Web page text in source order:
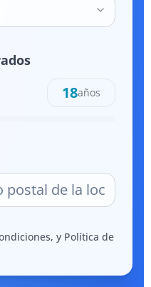
18años
y Política de